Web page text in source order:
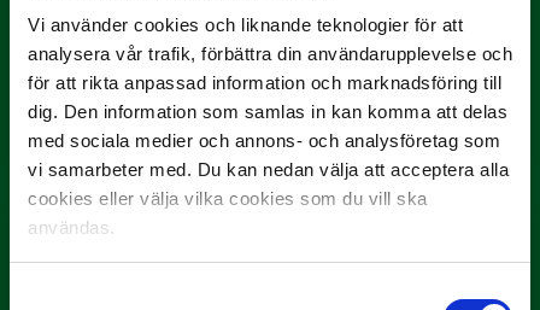
Vi använder cookies och liknande teknologier för att
analysera vår trafik, förbättra din användarupplevelse och
för att rikta anpassad information och marknadsföring till
dig. Den information som samlas in kan komma att delas
med sociala medier och annons- och analysföretag som
vi samarbeter med. Du kan nedan välja att acceptera alla
cookies eller välja vilka cookies som du vill ska
användas.
3 JULI
Rösta på Månadens Spelare i juni
Yttrar gör…